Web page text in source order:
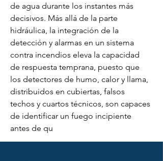
de agua durante los instantes más
decisivos. Más allá de la parte
hidráulica, la integración de la
detección y alarmas en un sistema
contra incendios eleva la capacidad
de respuesta temprana, puesto que
los detectores de humo, calor y llama,
distribuidos en cubiertas, falsos
techos y cuartos técnicos, son capaces
de identificar un fuego incipiente
antes de qu